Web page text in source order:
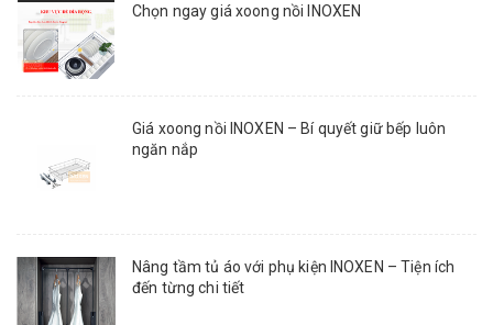
Chọn ngay giá xoong nồi INOXEN
Giá xoong nồi INOXEN – Bí quyết giữ bếp luôn
ngăn nắp
Nâng tầm tủ áo với phụ kiện INOXEN – Tiện ích
đến từng chi tiết